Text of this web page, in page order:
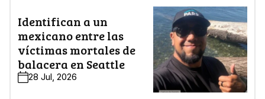
Identifican a un
mexicano entre las
víctimas mortales de
balacera en Seattle
28 Jul, 2026